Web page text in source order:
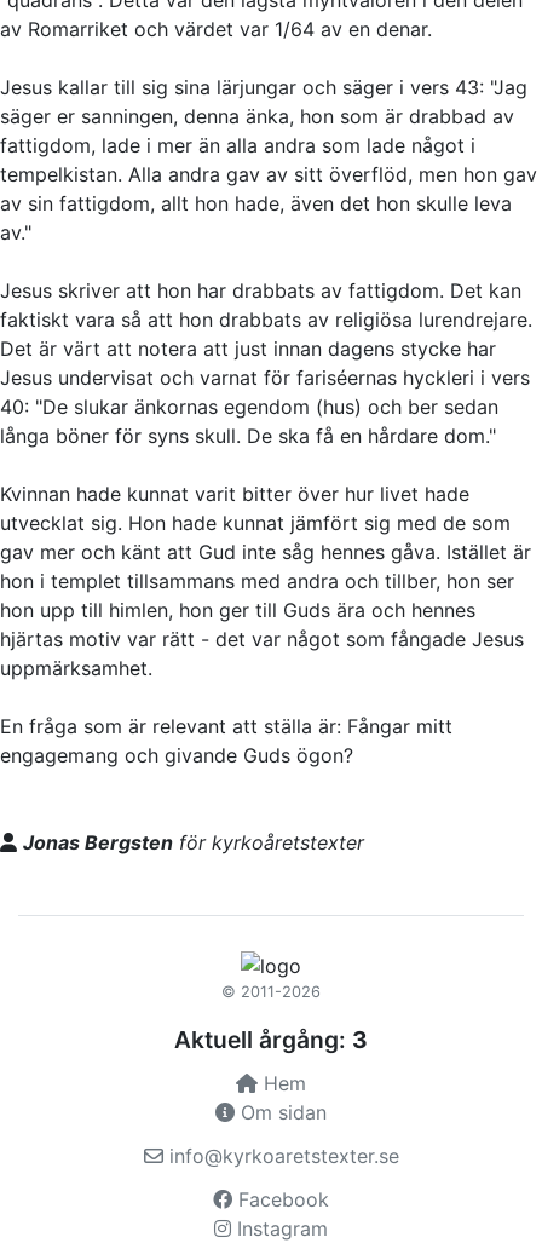
av Romarriket och värdet var 1/64 av en denar.
Jesus kallar till sig sina lärjungar och säger i vers 43: "Jag
säger er sanningen, denna änka, hon som är drabbad av
fattigdom, lade i mer än alla andra som lade något i
tempelkistan. Alla andra gav av sitt överflöd, men hon gav
av sin fattigdom, allt hon hade, även det hon skulle leva
av."
Jesus skriver att hon har drabbats av fattigdom. Det kan
faktiskt vara så att hon drabbats av religiösa lurendrejare.
Det är värt att notera att just innan dagens stycke har
Jesus undervisat och varnat för fariséernas hyckleri i vers
40: "De slukar änkornas egendom (hus) och ber sedan
långa böner för syns skull. De ska få en hårdare dom."
Kvinnan hade kunnat varit bitter över hur livet hade
utvecklat sig. Hon hade kunnat jämfört sig med de som
gav mer och känt att Gud inte såg hennes gåva. Istället är
hon i templet tillsammans med andra och tillber, hon ser
hon upp till himlen, hon ger till Guds ära och hennes
hjärtas motiv var rätt - det var något som fångade Jesus
uppmärksamhet.
En fråga som är relevant att ställa är: Fångar mitt
engagemang och givande Guds ögon?
Jonas Bergsten för kyrkoåretstexter
© 2011-2026
Aktuell årgång: 3
Hem
Om sidan
info@kyrkoaretstexter.se
Facebook
Instagram